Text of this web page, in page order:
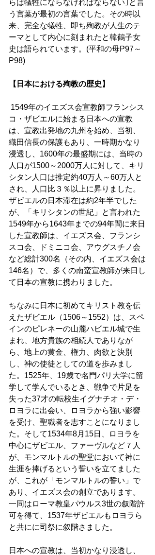
らは犠牲にならなければならない｣と言
う言葉が最初の言葉でした。その時以
来、完全な犠牲、即ち殉教が人生のテ
ーマとして内心に刻まれたと韓鶴子女
史は語られています。(平和の母P97～
P98)
【日本における殉教の歴史】
コ・ザビエルに始まる日本への宣教
は、宣教出発地の九州を始め、当初、
織田信長の保護もあり、一時期かなり
浸透し、1600年の最盛期には、当時の
人口が1500～2000万人に対して、キリ
シタン人口は推定約40万人～60万人と
され、人口比３％以上に昇りました。
ザビエルの日本滞在は約2年半でした
が、「キリシタンの世紀」と言われた
1549年から1643年までの94年間に来日
した宣教師は、イエズス会、フランシ
スコ会、ドミニコ会、アウグスチノ会
など総計300名（その内、イエズス会は
146名）で、多くの南蛮宣教師が来日し
て日本の宣教に携わりました。
ちなみに日本に初めてキリスト教を伝
えたザビエル（1506～1552）は、スペ
インのピレネーの山麓ハビエル城で生
まれ、地方貴族の相続人でありなが
ら、地上の黄金、権力、肉欲と決別
し、神の使徒としての道を歩みまし
た。1525年、19歳で名門パリ大学に留
学して学んでいるとき、戦争で片足を
失った37才の転校生イグナチオ・デ・
ロヨラに出会い、ロヨラから強い影響
を受け、聖職者を志すことになりまし
た。そして1534年8月15日、ロヨラを
中心にザビエル、ファーヴルなど７人
が、モンマルトルの聖堂において神に
生涯を捧げるという誓いを立てました
が、これが「モンマルトルの誓い」で
あり、イエズス会の創立であります。
一同はローマ教皇パウルス3世の叙階許
可を得て、1537年ザビエルもロヨラら
と共にに司祭に叙階さました。
日本への宣教は、当初かなり浸透し、